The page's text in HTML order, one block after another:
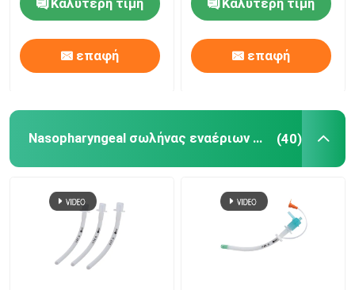
τη χειρουργική
επέμβαση
επαφή
εναέριος διάδρομος
μασκών μονάδων
λούμεν λαρυγγικός
επαφή
Nasopharyngeal σωλήνας εναέριων διαδρόμων (40)